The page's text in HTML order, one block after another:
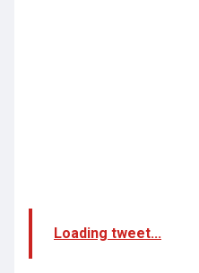
Loading tweet...